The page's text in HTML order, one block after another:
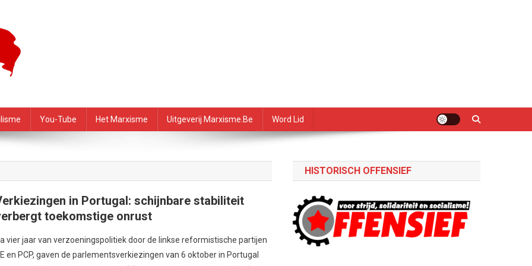
You-Tube Het Marxisme Uitgeverij Marxisme.be Word Lid
in Portugal: schijnbare stabiliteit
toekomstige onrust
vier jaar van verzoeningspolitiek door de linkse reformistische partijen
en PCP, gaven de parlementsverkiezingen van 6 oktober in Portugal
HISTORISCH OFFENSIEF